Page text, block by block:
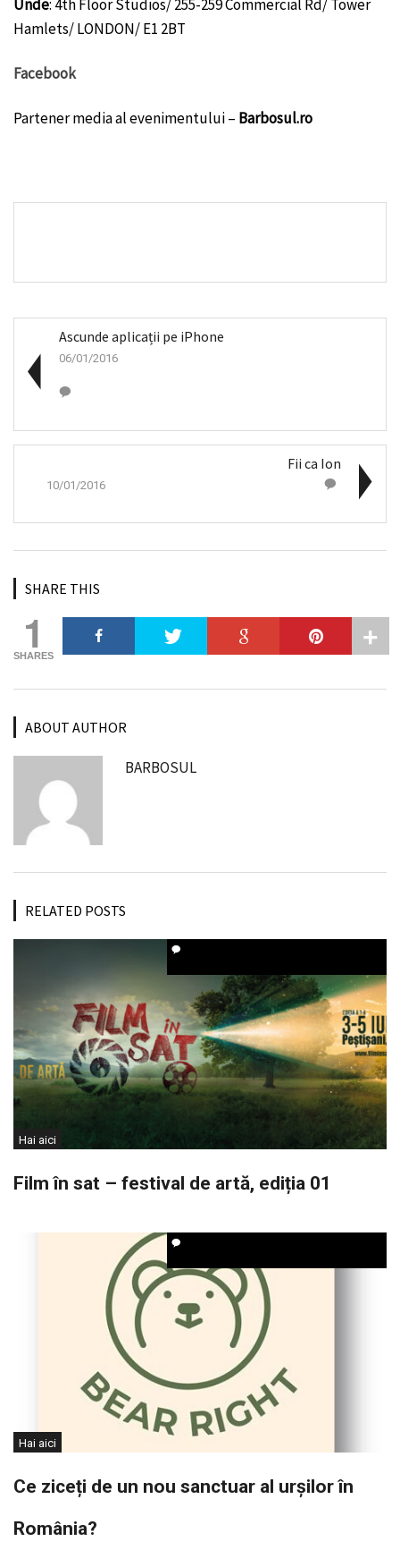
Unde: 4th Floor Studios/ 255-259 Commercial Rd/ Tower
Hamlets/ LONDON/ E1 2BT
Facebook
Partener media al evenimentului – Barbosul.ro
Ascunde aplicații pe iPhone
06/01/2016
Fii ca Ion
10/01/2016
SHARE THIS
1
SHARES
ABOUT AUTHOR
BARBOSUL
RELATED POSTS
Hai aici
Film în sat – festival de artă, ediția 01
Hai aici
Ce ziceți de un nou sanctuar al urșilor în
România?